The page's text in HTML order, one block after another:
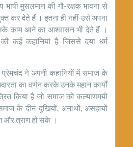
भाषी मुसलमान की गौ-रक्षक भावना से
कर देते हैं । इतना ही नहीं उसे अपना
काम आने का आश्वासन भी देते हैं ।
कई कहानियां है जिससे दया धर्म
ने अपनी कहानियों में समाज के
का वर्णन करके उनके महान कार्यों
किया है जो समाज को कल्याणमयी
के दीन-दुखियों, अनाथों, असहायों
और त्राण हो सके ।